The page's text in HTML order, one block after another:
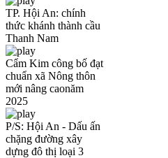
TP. Hội An: chính
thức khánh thành cầu
Thanh Nam
Cẩm Kim công bố đạt
chuẩn xã Nông thôn
mới nâng caonăm
2025
P/S: Hội An - Dấu ấn
chặng đường xây
dựng đô thị loại 3